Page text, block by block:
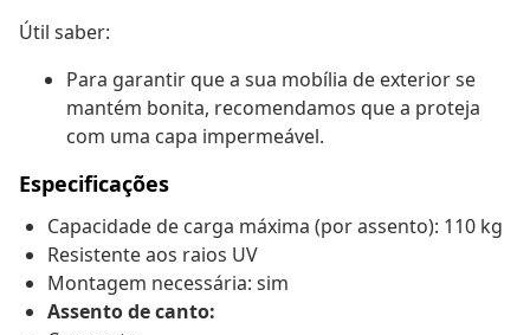
Útil saber:
Para garantir que a sua mobília de exterior se
mantém bonita, recomendamos que a proteja
com uma capa impermeável.
Especificações
Capacidade de carga máxima (por assento): 110 kg
Resistente aos raios UV
Montagem necessária: sim
Assento de canto: